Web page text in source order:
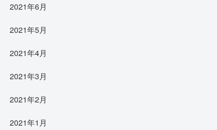
2021年6月
2021年5月
2021年4月
2021年3月
2021年2月
2021年1月